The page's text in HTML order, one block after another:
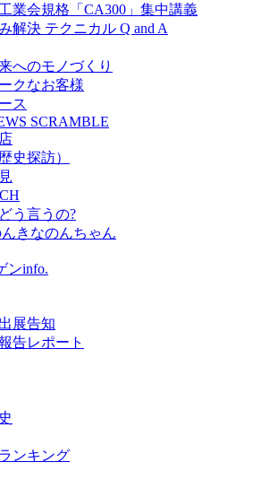
業会規格「CA300」集中講義
解決 テクニカル Q and A
へのモノづくり
クなお客様
ス
SCRAMBLE
史探訪）
う言うの?
きなのんちゃん
ンinfo.
展告知
告レポート
ンキング